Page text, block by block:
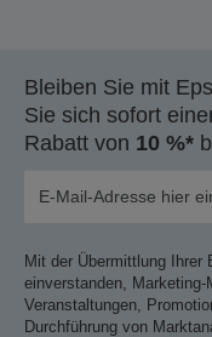
Bleiben Sie mit
Sie sich sofort
Rabatt von 10 %*
Mit der Übermittlung
einverstanden, Marketing-
Veranstaltungen,
Durchführung von